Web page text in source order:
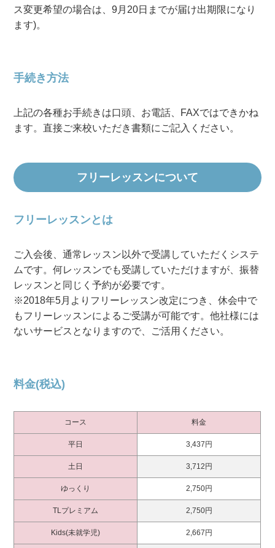
ス変更希望の場合は、9月20日までが届け出期限になり
ます)。
手続き方法
上記の各種お手続きは口頭、お電話、FAXではできかね
ます。直接ご来校いただき書類にご記入ください。
フリーレッスンについて
フリーレッスンとは
ご入会後、通常レッスン以外で受講していただくシステ
ムです。何レッスンでも受講していただけますが、振替
レッスンと同じく予約が必要です。
※2018年5月よりフリーレッスン改定につき、休会中で
もフリーレッスンによるご受講が可能です。他社様には
ないサービスとなりますので、ご活用ください。
料金(税込)
コース 料金
平日 3,437円
土日 3,712円
ゆっくり 2,750円
TLプレミアム 2,750円
Kids(未就学児) 2,667円